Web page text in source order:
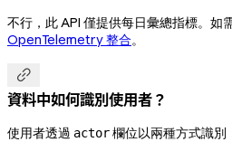
不行，此 API 僅提供每日彙總指標。如
OpenTelemetry 整合。

資料中如何識別使用者？
使用者透過 actor欄位以兩種方式識別